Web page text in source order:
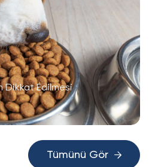
Dikkat Edilmesi
Tümünü Gör